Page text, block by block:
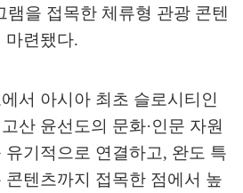
램을 접목한 체류형 관광 콘텐
마련됐다.
서 아시아 최초 슬로시티인
산 윤선도의 문화·인문 자원
기적으로 연결하고, 완도 특
텐츠까지 접목한 점에서 높